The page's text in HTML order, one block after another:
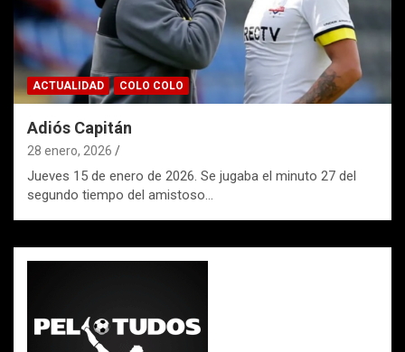
ACTUALIDAD COLO COLO
Adiós Capitán
28 enero, 2026
Jueves 15 de enero de 2026. Se jugaba el minuto 27 del
segundo tiempo del amistoso…